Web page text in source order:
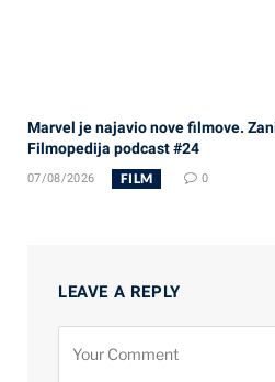
Marvel je najavio nove filmove.
Filmopedija podcast #24
07/08/2026 FILM 0
LEAVE A REPLY